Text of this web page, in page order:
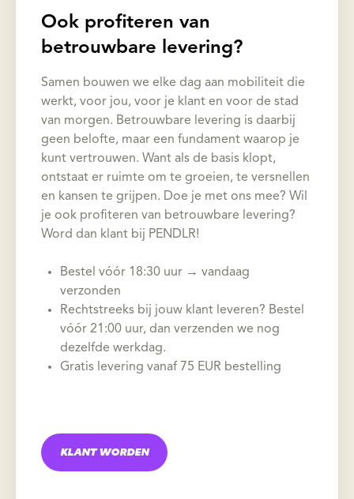
Ook profiteren van
betrouwbare levering?
Samen bouwen we elke dag aan mobiliteit die
werkt, voor jou, voor je klant en voor de stad
van morgen. Betrouwbare levering is daarbij
geen belofte, maar een fundament waarop je
kunt vertrouwen. Want als de basis klopt,
ontstaat er ruimte om te groeien, te versnellen
en kansen te grijpen. Doe je met ons mee? Wil
je ook profiteren van betrouwbare levering?
Word dan klant bij PENDLR!
Bestel vóór 18:30 uur → vandaag
verzonden
Rechtstreeks bij jouw klant leveren? Bestel
vóór 21:00 uur, dan verzenden we nog
dezelfde werkdag.
Gratis levering vanaf 75 EUR bestelling
KLANT WORDEN